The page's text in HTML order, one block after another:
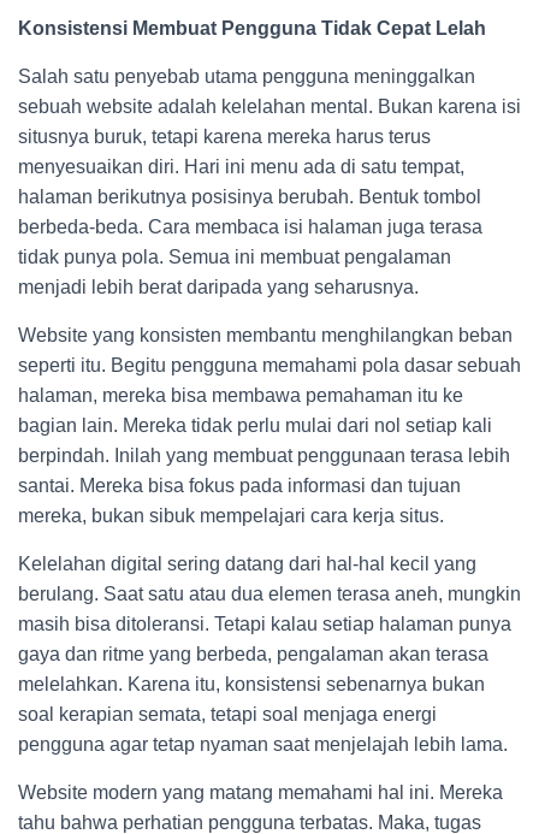
Konsistensi Membuat Pengguna Tidak Cepat Lelah
Salah satu penyebab utama pengguna meninggalkan
sebuah website adalah kelelahan mental. Bukan karena isi
situsnya buruk, tetapi karena mereka harus terus
menyesuaikan diri. Hari ini menu ada di satu tempat,
halaman berikutnya posisinya berubah. Bentuk tombol
berbeda-beda. Cara membaca isi halaman juga terasa
tidak punya pola. Semua ini membuat pengalaman
menjadi lebih berat daripada yang seharusnya.
Website yang konsisten membantu menghilangkan beban
seperti itu. Begitu pengguna memahami pola dasar sebuah
halaman, mereka bisa membawa pemahaman itu ke
bagian lain. Mereka tidak perlu mulai dari nol setiap kali
berpindah. Inilah yang membuat penggunaan terasa lebih
santai. Mereka bisa fokus pada informasi dan tujuan
mereka, bukan sibuk mempelajari cara kerja situs.
Kelelahan digital sering datang dari hal-hal kecil yang
berulang. Saat satu atau dua elemen terasa aneh, mungkin
masih bisa ditoleransi. Tetapi kalau setiap halaman punya
gaya dan ritme yang berbeda, pengalaman akan terasa
melelahkan. Karena itu, konsistensi sebenarnya bukan
soal kerapian semata, tetapi soal menjaga energi
pengguna agar tetap nyaman saat menjelajah lebih lama.
Website modern yang matang memahami hal ini. Mereka
tahu bahwa perhatian pengguna terbatas. Maka, tugas